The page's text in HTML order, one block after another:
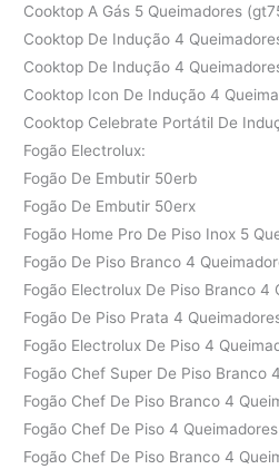
Cooktop A Gás 5 Queimadores
Cooktop De Indução 4
Cooktop De Indução 4
Cooktop Icon De Indução 4
Cooktop Celebrate Portátil De
Fogão Electrolux:
Fogão De Embutir 50erb
Fogão De Embutir 50erx
Fogão Home Pro De Piso Inox 5
Fogão De Piso Branco 4
Fogão Electrolux De Piso Branco 4
Fogão De Piso Prata 4
Fogão Electrolux De Piso 4
Fogão Chef Super De Piso Branco
Fogão Chef De Piso Branco 4
Fogão Chef De Piso 4
Fogão Chef De Piso Branco 4